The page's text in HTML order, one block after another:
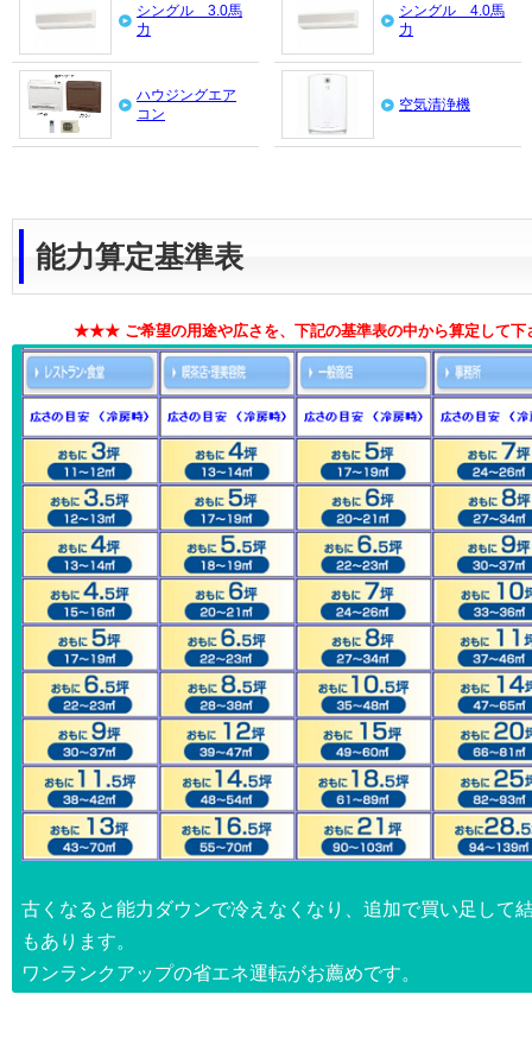
シングル 3.0馬
力
シングル 4.0馬
力
ハウジングエア
コン
空気清浄機
能力算定基準表
★★★ ご希望の用途や広さを、下記の基準表の中から算定して
古くなると能力ダウンで冷えなくなり、追加で買い足して
もあります。
ワンランクアップの省エネ運転がお薦めです。